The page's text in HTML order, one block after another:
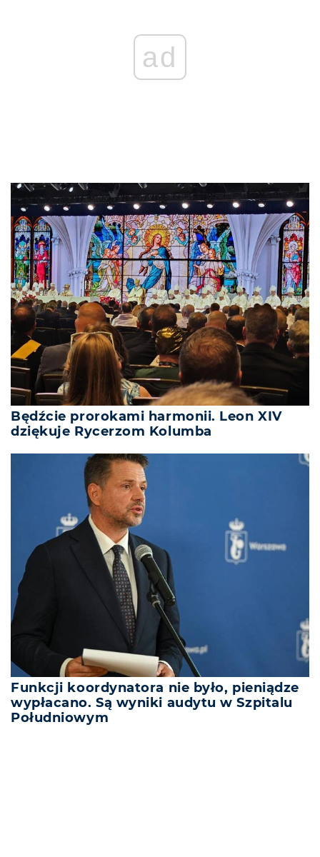
ad
Będźcie prorokami harmonii. Leon XIV
dziękuje Rycerzom Kolumba
Funkcji koordynatora nie było, pieniądze
wypłacano. Są wyniki audytu w Szpitalu
Południowym